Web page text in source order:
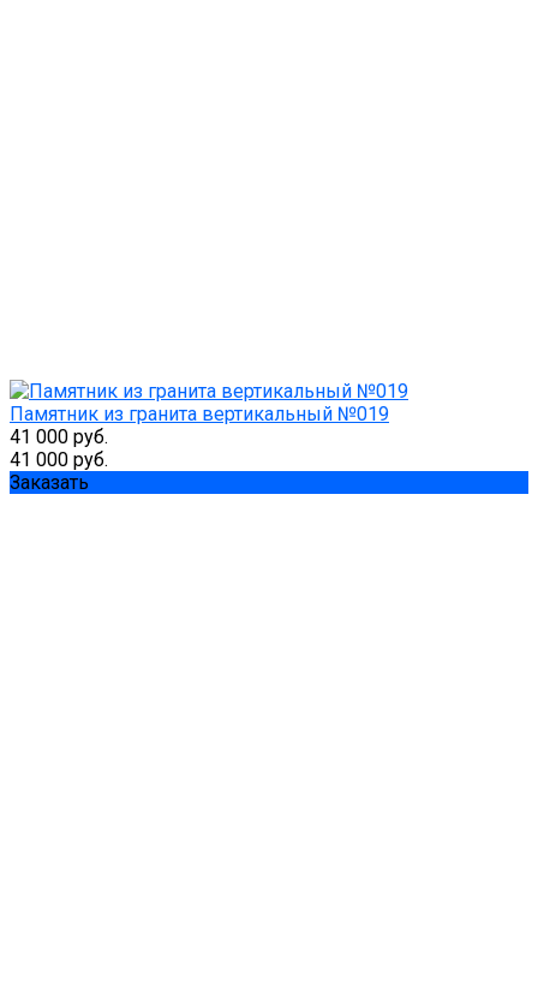
Памятник из гранита вертикальный №019
41 000 руб.
41 000 руб.
Заказать